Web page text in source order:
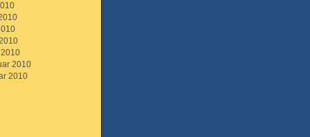
2010
2010
2010